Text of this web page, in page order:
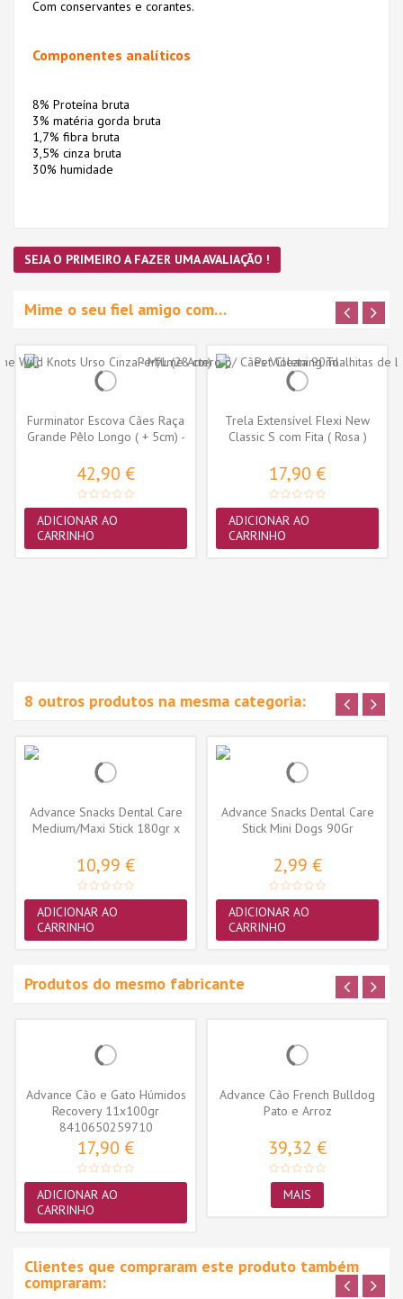
Com conservantes e corantes.
Componentes analíticos
8% Proteína bruta
3% matéria gorda bruta
1,7% fibra bruta
3,5% cinza bruta
30% humidade
SEJA O PRIMEIRO A FAZER UMA AVALIAÇÃO !
Mime o seu fiel amigo com…
Furminator Escova Cães Raça
Grande Pêlo Longo ( + 5cm) -
42,90 €
ADICIONAR AO
CARRINHO
Trela Extensível Flexi New
Classic S com Fita ( Rosa )
17,90 €
ADICIONAR AO
CARRINHO
8 outros produtos na mesma categoria:
Advance Snacks Dental Care
Medium/Maxi Stick 180gr x
10,99 €
ADICIONAR AO
CARRINHO
Advance Snacks Dental Care
Stick Mini Dogs 90Gr
2,99 €
ADICIONAR AO
CARRINHO
Produtos do mesmo fabricante
Advance Cão e Gato Húmidos
Recovery 11x100gr
8410650259710
17,90 €
ADICIONAR AO
CARRINHO
Advance Cão French Bulldog
Pato e Arroz
39,32 €
MAIS
Clientes que compraram este produto também
compraram: